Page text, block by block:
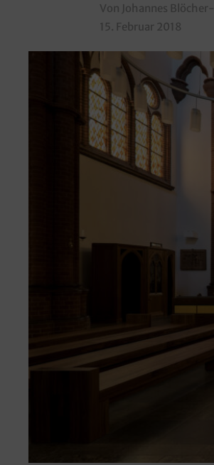
Von Johannes
15. Februar 2018